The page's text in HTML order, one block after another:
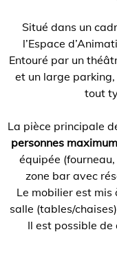
Situé dans un
l’Espace
Entouré par un
et un large parking,
tout
La pièce principale
personnes maximum
équipée
zone bar avec
Le mobilier est
salle (tables/
Il est possible de